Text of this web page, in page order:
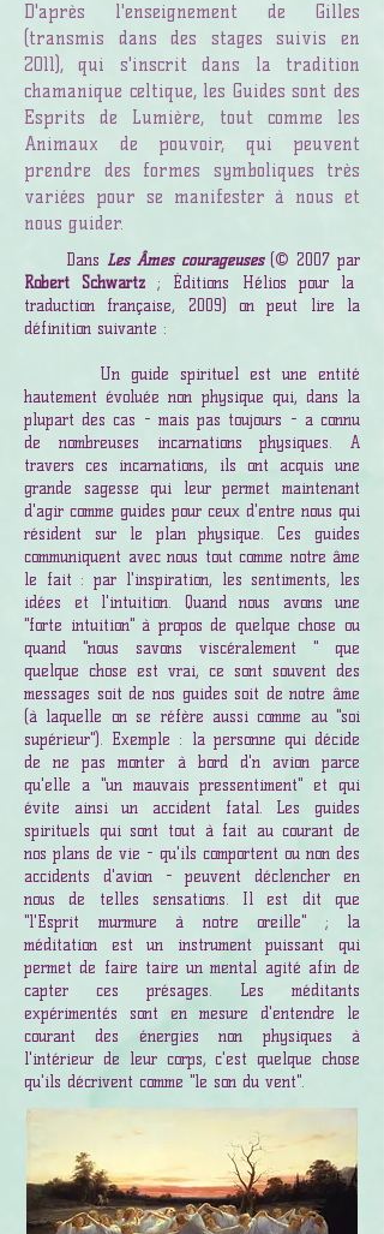
D'après l'enseignement de Gilles
(transmis dans des stages suivis en
2011), qui s'inscrit dans la tradition
chamanique celtique, les Guides sont des
Esprits de Lumière, tout comme les
Animaux de pouvoir, qui peuvent
prendre des formes symboliques très
variées pour se manifester à nous et
nous guider.
Dans Les Âmes courageuses(© 2007 par
Robert Schwartz ; Éditions Hélios pour la
traduction française, 2009) on peut lire la
définition suivante :
Un guide spirituel est une entité
hautement évoluée non physique qui, dans la
plupart des cas - mais pas toujours - a connu
de nombreuses incarnations physiques. A
travers ces incarnations, ils ont acquis une
grande sagesse qui leur permet maintenant
d'agir comme guides pour ceux d'entre nous qui
résident sur le plan physique. Ces guides
communiquent avec nous tout comme notre âme
le fait : par l'inspiration, les sentiments, les
idées et l'intuition. Quand nous avons une
"forte intuition" à propos de quelque chose ou
quand "nous savons viscéralement " que
quelque chose est vrai, ce sont souvent des
messages soit de nos guides soit de notre âme
(à laquelle on se réfère aussi comme au "soi
supérieur"). Exemple : la personne qui décide
de ne pas monter à bord d'n avion parce
qu'elle a "un mauvais pressentiment" et qui
évite ainsi un accident fatal. Les guides
spirituels qui sont tout à fait au courant de
nos plans de vie - qu'ils comportent ou non des
accidents d'avion - peuvent déclencher en
nous de telles sensations. Il est dit que
"l'Esprit murmure à notre oreille" ; la
méditation est un instrument puissant qui
permet de faire taire un mental agité afin de
capter ces présages. Les méditants
expérimentés sont en mesure d'entendre le
courant des énergies non physiques à
l'intérieur de leur corps, c'est quelque chose
qu'ils décrivent comme "le son du vent".